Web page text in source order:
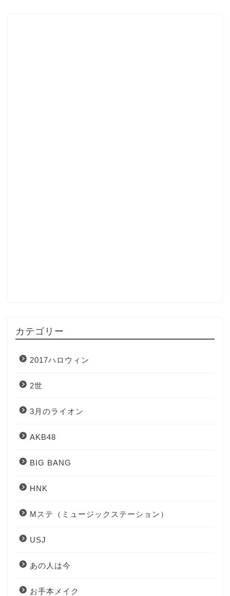
カテゴリー
2017ハロウィン
2世
3月のライオン
AKB48
BIG BANG
HNK
Mステ（ミュージックステーション）
USJ
あの人は今
お手本メイク